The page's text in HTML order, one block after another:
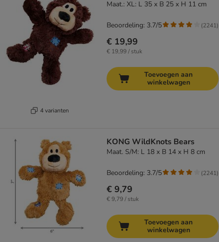
4 varianten
Maat.: XL: L 35 x B 25 x H 11 cm
€ 19,99
€ 19,99 / stuk
Beoordeling: 3.7/5 (2241)
Toevoegen aan
winkelwagen
KONG WildKnots Bears
Maat. S/M: L 18 x B 14 x H 8 cm
€ 9,79
€ 9,79 / stuk
Beoordeling: 3.7/5 (2241)
Toevoegen aan
winkelwagen